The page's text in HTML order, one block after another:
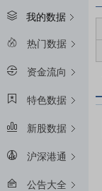
我的数据
热门数据
资金流向
特色数据
新股数据
沪深港通
公告大全